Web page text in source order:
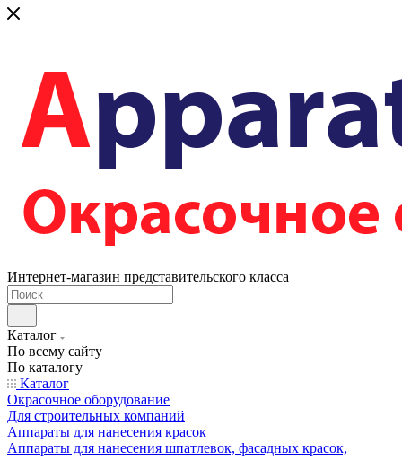
Интернет-магазин представительского класса
Каталог
По всему сайту
По каталогу
Каталог
Окрасочное оборудование
Для строительных компаний
Аппараты для нанесения красок
Аппараты для нанесения шпатлевок, фасадных красок,